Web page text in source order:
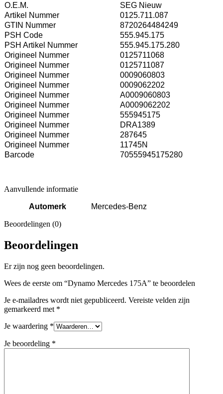
O.E.M.
SEG Nieuw
Artikel Nummer
0125.711.087
GTIN Nummer
8720264484249
PSH Code
555.945.175
PSH Artikel Nummer
555.945.175.280
Origineel Nummer
0125711068
Origineel Nummer
0125711087
Origineel Nummer
0009060803
Origineel Nummer
0009062202
Origineel Nummer
A0009060803
Origineel Nummer
A0009062202
Origineel Nummer
555945175
Origineel Nummer
DRA1389
Origineel Nummer
287645
Origineel Nummer
11745N
Barcode
70555945175280
Aanvullende informatie
Automerk Mercedes-Benz
Beoordelingen (0)
Beoordelingen
Er zijn nog geen beoordelingen.
Wees de eerste om “Dynamo Mercedes 175A” te beoordelen
Je e-mailadres wordt niet gepubliceerd. Vereiste velden zijn
gemarkeerd met *
Je waardering *
Je beoordeling *